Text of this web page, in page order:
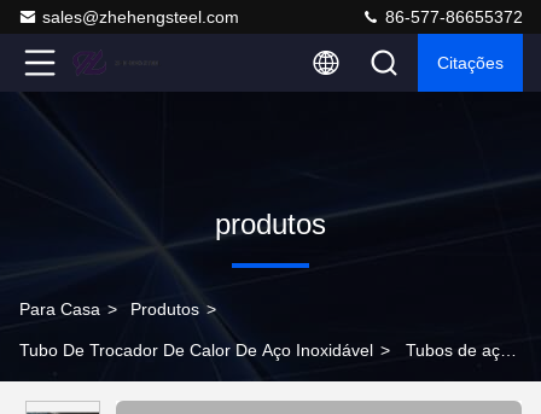
sales@zhehengsteel.com 86-577-86655372
Citações
produtos
Para Casa > Produtos >
Tubo De Trocador De Calor De Aço Inoxidável > Tubos de aço